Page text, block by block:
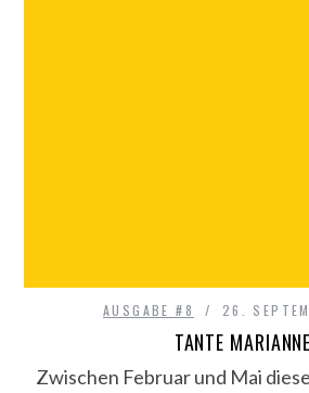
AUSGABE #8 26.
TANTE MARIANNE
Zwischen Februar und Mai